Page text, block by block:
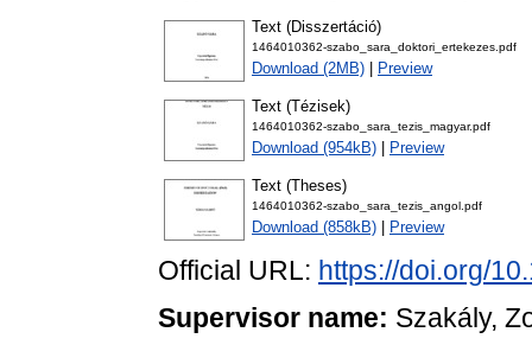
Text (Disszertáció)
1464010362-szabo_sara_doktori_ertekezes.pdf
Download (2MB) Preview
Text (Tézisek)
1464010362-szabo_sara_tezis_magyar.pdf
Download (954kB) Preview
Text (Theses)
1464010362-szabo_sara_tezis_angol.pdf
Download (858kB) Preview
Official URL: https://doi.org/
Supervisor name: Szakály,